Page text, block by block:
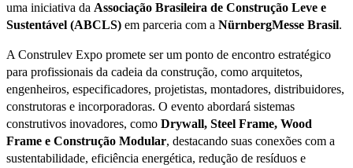
uma iniciativa da Associação Brasileira de Construção Leve e
Sustentável (ABCLS) em parceria com a NürnbergMesse Brasil.
A Construlev Expo promete ser um ponto de encontro estratégico
para profissionais da cadeia da construção, como arquitetos,
engenheiros, especificadores, projetistas, montadores, distribuidores,
construtoras e incorporadoras. O evento abordará sistemas
construtivos inovadores, como Drywall, Steel Frame, Wood
Frame e Construção Modular, destacando suas conexões com a
sustentabilidade, eficiência energética, redução de resíduos e